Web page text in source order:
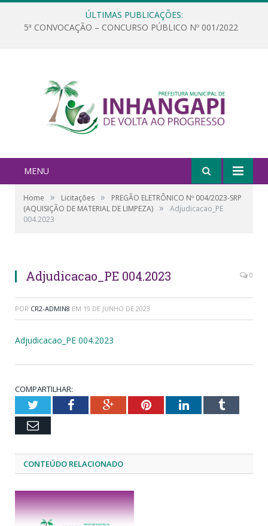
ÚLTIMAS PUBLICAÇÕES:
5ª CONVOCAÇÃO – CONCURSO PÚBLICO Nº 001/2022
MENU
Home » Licitações »
PREGÃO ELETRÔNICO Nº 004/2023-SRP
(AQUISIÇÃO DE MATERIAL DE LIMPEZA) »
Adjudicacao_PE
004.2023
Adjudicacao_PE 004.2023 0
POR CR2-ADMIN8 EM 19 DE JUNHO DE 2023
Adjudicacao_PE 004.2023
COMPARTILHAR:
TwitterFacebookGoogle+PinterestLinkedInTumblr
Email
CONTEÚDO RELACIONADO